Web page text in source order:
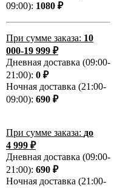
09:00): 1080 ₽
При сумме заказа: 10
000-19 999 ₽
Дневная доставка (09:00-
21:00): 0 ₽
Ночная доставка (21:00-
09:00): 690 ₽
При сумме заказа: до
4 999 ₽
Дневная доставка (09:00-
21:00): 690 ₽
Ночная доставка (21:00-